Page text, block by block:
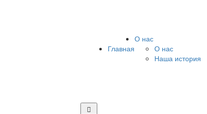
Главная
О нас
О нас
Наша история